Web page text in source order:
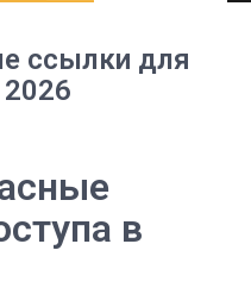
ссылки для
в